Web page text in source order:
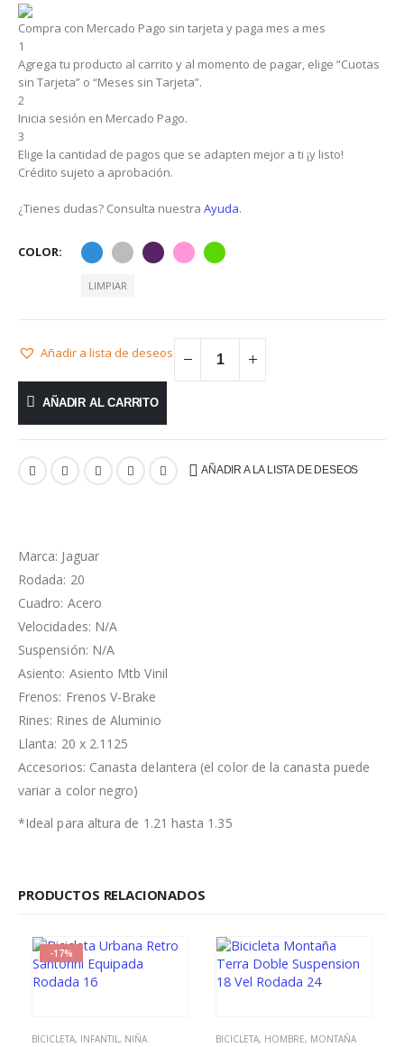
Compra con Mercado Pago sin tarjeta y paga mes a mes
1
Agrega tu producto al carrito y al momento de pagar, elige “Cuotas
sin Tarjeta” o “Meses sin Tarjeta”.
2
Inicia sesión en Mercado Pago.
3
Elige la cantidad de pagos que se adapten mejor a ti ¡y listo!
Crédito sujeto a aprobación.
¿Tienes dudas? Consulta nuestra Ayuda.
COLOR
LIMPIAR
Añadir a lista de deseos
AÑADIR AL CARRITO
AÑADIR A LA LISTA DE DESEOS
Marca: Jaguar
Rodada: 20
Cuadro: Acero
Velocidades: N/A
Suspensión: N/A
Asiento: Asiento Mtb Vinil
Frenos: Frenos V-Brake
Rines: Rines de Aluminio
Llanta: 20 x 2.1125
Accesorios: Canasta delantera (el color de la canasta puede
variar a color negro)
*Ideal para altura de 1.21 hasta 1.35
PRODUCTOS RELACIONADOS
-17%
BICICLETA, INFANTIL, NIÑA BICICLETA, HOMBRE, MONTAÑA